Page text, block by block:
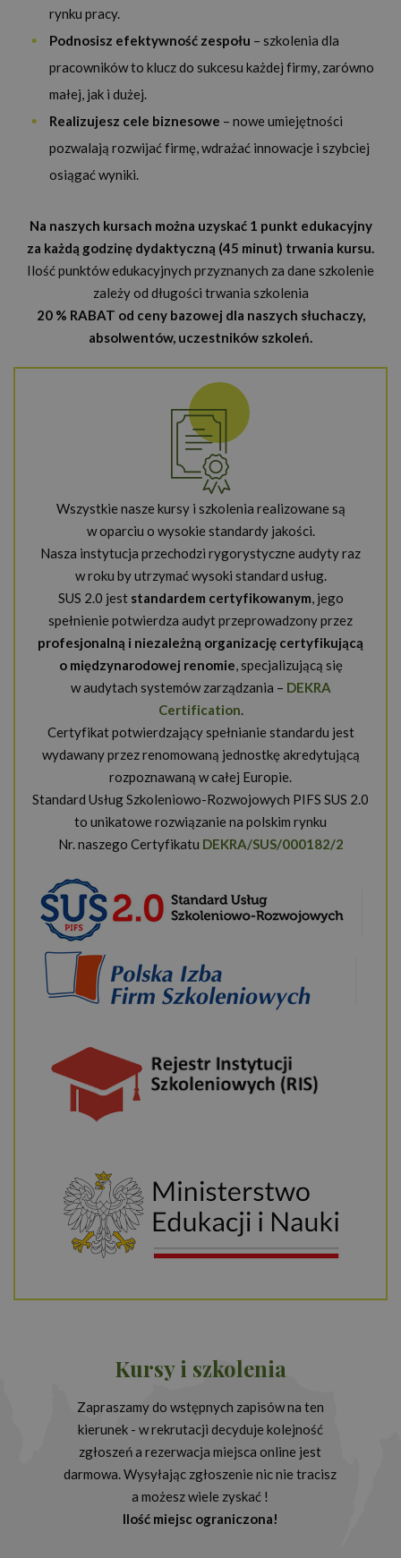
rynku pracy.
Podnosisz efektywność zespołu – szkolenia dla
pracowników to klucz do sukcesu każdej firmy, zarówno
małej, jak i dużej.
Realizujesz cele biznesowe – nowe umiejętności
pozwalają rozwijać firmę, wdrażać innowacje i szybciej
osiągać wyniki.
Na naszych kursach można uzyskać 1 punkt edukacyjny
za każdą godzinę dydaktyczną (45 minut) trwania kursu.
Ilość punktów edukacyjnych przyznanych za dane szkolenie
zależy od długości trwania szkolenia
20 % RABAT od ceny bazowej dla naszych słuchaczy,
absolwentów, uczestników szkoleń.
Wszystkie nasze kursy i szkolenia realizowane są
w oparciu o wysokie standardy jakości.
Nasza instytucja przechodzi rygorystyczne audyty raz
w roku by utrzymać wysoki standard usług.
SUS 2.0 jest standardem certyfikowanym, jego
spełnienie potwierdza audyt przeprowadzony przez
profesjonalną i niezależną organizację certyfikującą
o międzynarodowej renomie, specjalizującą się
w audytach systemów zarządzania – DEKRA
Certification.
Certyfikat potwierdzający spełnianie standardu jest
wydawany przez renomowaną jednostkę akredytującą
rozpoznawaną w całej Europie.
Standard Usług Szkoleniowo-Rozwojowych PIFS SUS 2.0
to unikatowe rozwiązanie na polskim rynku
Nr. naszego Certyfikatu DEKRA/SUS/000182/2
Kursy i szkolenia
Zapraszamy do wstępnych zapisów na ten
kierunek - w rekrutacji decyduje kolejność
zgłoszeń a rezerwacja miejsca online jest
darmowa. Wysyłając zgłoszenie nic nie tracisz
a możesz wiele zyskać !
Ilość miejsc ograniczona!